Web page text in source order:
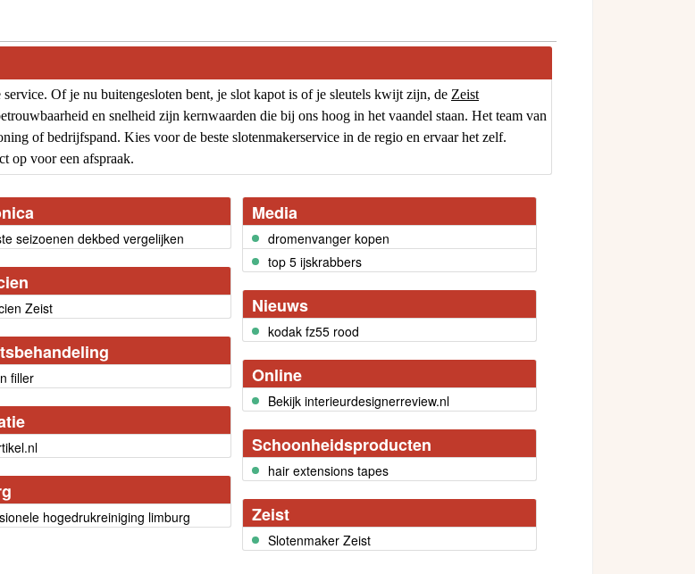
Of je nu buitengesloten bent, je slot kapot is of je sleutels kwijt zijn, de Zeist
en snelheid zijn kernwaarden die bij ons hoog in het vaandel staan. Het team van
of bedrijfspand. Kies voor de beste slotenmakerservice in de regio en ervaar het zelf.
op voor een afspraak.
seizoenen dekbed vergelijken
Zeist
filler
hogedrukreiniging limburg
Media
dromenvanger kopen
top 5 ijskrabbers
Nieuws
kodak fz55 rood
Online
Bekijk interieurdesignerreview.nl
Schoonheidsproducten
hair extensions tapes
Zeist
Slotenmaker Zeist